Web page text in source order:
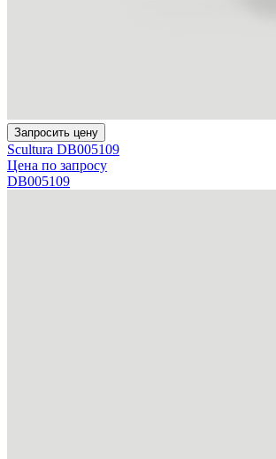
Запросить цену
Scultura DB005109
Цена по запросу
DB005109